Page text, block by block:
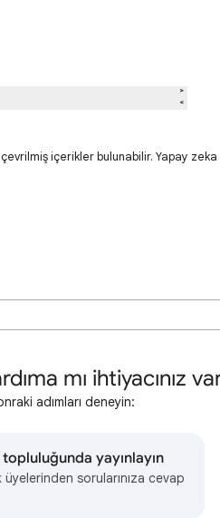
içerikler bulunabilir. Yapay
mı ihtiyacınız
adımları deneyin:
topluluğunda yayınlayın
sorularınıza cevap